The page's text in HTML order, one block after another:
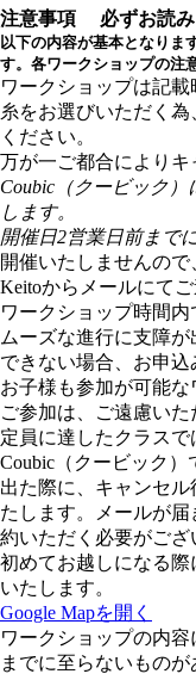
注意事項 必ずお読
以下の内容が基本となりま
す。各ワークショップの注
ワークショップは記
糸をお選びいただく為
ください。
万が一ご都合により
Coubic（クービック
します。
開催日2営業日前まで
開催いたしませんの
Keitoからメールにて
ワークショップ時間
ムーズな進行に支障
できない場合、お申込
お子様も参加が可能
ご参加は、ご遠慮いた
定員に達したクラスで
Coubic（クービック
出た際に、キャンセ
たします。メールが
約いただく必要がござ
初めてお越しになる
いたします。
Google Mapを開く
ワークショップの内
までに至らないもの